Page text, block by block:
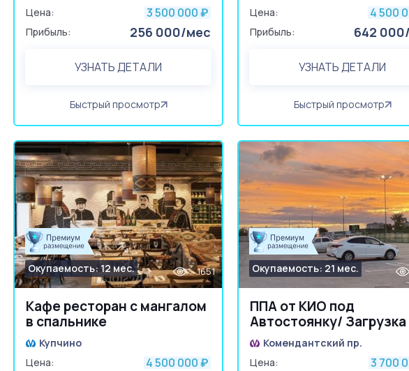
Цена:
3 500 000 ₽
Прибыль: 256 000/мес
УЗНАТЬ ДЕТАЛИ
Быстрый просмотр
Цена:
4 500
Прибыль: 642
УЗНАТЬ ДЕТАЛИ
Быстрый просмотр
Кафе ресторан с мангалом
в спальнике
Окупаемость: 12 мес. 1651
Купчино
Цена:
4 500 000 ₽
ППА от КИО под
Автостоянку/ Загрузка
90%/ Подведены
коммуникации
Окупаемость: 21 мес.
Комендантский пр.
Цена:
3 700